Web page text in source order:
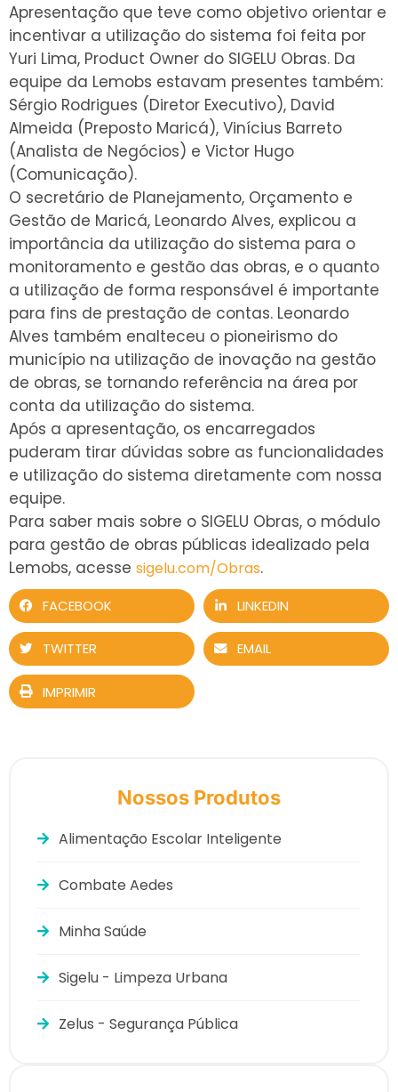
Apresentação que teve como objetivo orientar e
incentivar a utilização do sistema foi feita por
Yuri Lima, Product Owner do SIGELU Obras. Da
equipe da Lemobs estavam presentes também:
Sérgio Rodrigues (Diretor Executivo), David
Almeida (Preposto Maricá), Vinícius Barreto
(Analista de Negócios) e Victor Hugo
(Comunicação).
O secretário de Planejamento, Orçamento e
Gestão de Maricá, Leonardo Alves, explicou a
importância da utilização do sistema para o
monitoramento e gestão das obras, e o quanto
a utilização de forma responsável é importante
para fins de prestação de contas. Leonardo
Alves também enalteceu o pioneirismo do
município na utilização de inovação na gestão
de obras, se tornando referência na área por
conta da utilização do sistema.
Após a apresentação, os encarregados
puderam tirar dúvidas sobre as funcionalidades
e utilização do sistema diretamente com nossa
equipe.
Para saber mais sobre o SIGELU Obras, o módulo
para gestão de obras públicas idealizado pela
Lemobs, acesse sigelu.com/Obras.
FACEBOOK LINKEDIN
TWITTER EMAIL
IMPRIMIR
Nossos Produtos
Alimentação Escolar Inteligente
Combate Aedes
Minha Saúde
Sigelu - Limpeza Urbana
Zelus - Segurança Pública